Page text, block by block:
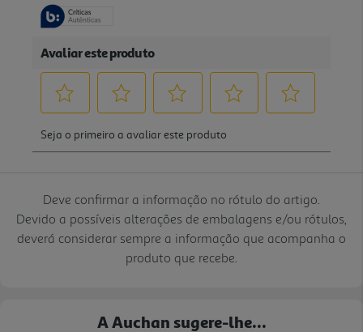
Deve confirmar a informação no rótulo do artigo.
Devido a possíveis alterações de embalagens e/ou rótulos,
deverá considerar sempre a informação que acompanha o
produto que recebe.
A Auchan sugere-lhe...